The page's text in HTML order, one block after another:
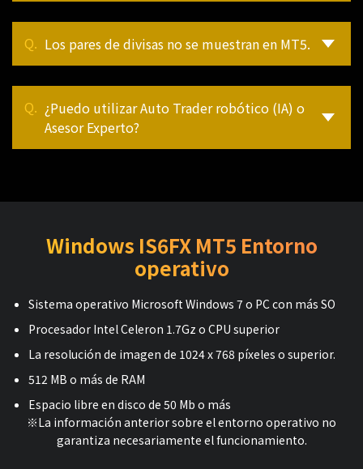
Los pares de divisas no se muestran en MT5.
¿Puedo utilizar Auto Trader robótico (IA) o
Asesor Experto?
Windows IS6FX MT5 Entorno
operativo
Sistema operativo Microsoft Windows 7 o PC con más SO
Procesador Intel Celeron 1.7Gz o CPU superior
La resolución de imagen de 1024 x 768 píxeles o superior.
512 MB o más de RAM
Espacio libre en disco de 50 Mb o más
※La información anterior sobre el entorno operativo no
garantiza necesariamente el funcionamiento.